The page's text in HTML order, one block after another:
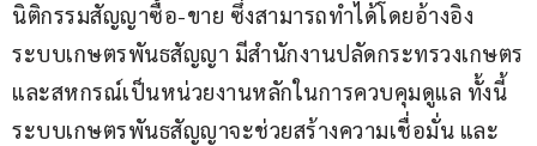
นิติกรรมสัญญาซื้อ-ขาย ซึ่งสามารถทำได้โดยอ้างอิง
ระบบเกษตรพันธสัญญา มีสำนักงานปลัดกระทรวงเกษตร
และสหกรณ์เป็นหน่วยงานหลักในการควบคุมดูแล ทั้งนี้
ระบบเกษตรพันธสัญญาจะช่วยสร้างความเชื่อมั่น และ